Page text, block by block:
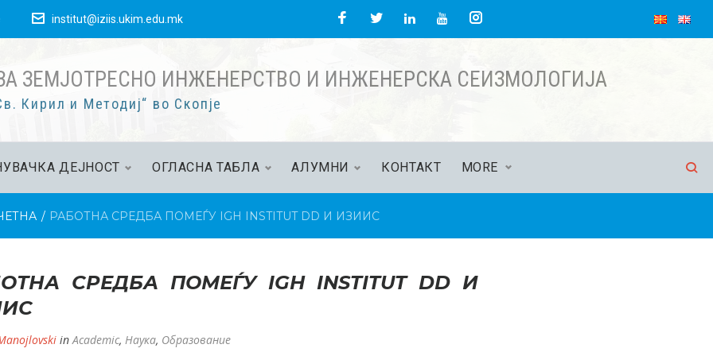
institut@iziis.ukim.edu.mk FacebookTwitter
LinkedInYouTube
Instagram
ЗЕМЈОТРЕСНО ИНЖЕНЕРСТВО И ИНЖЕНЕРСКА СЕИЗМОЛОГИЈА
Кирил и Методиј“ во Скопје
ДЕЈНОСТ ОГЛАСНА ТАБЛА АЛУМНИ КОНТАКТ MORE
/ РАБОТНА СРЕДБА ПОМЕЃУ IGH INSTITUT DD И ИЗИИС
СРЕДБА ПОМЕЃУ IGH INSTITUT DD И
in Academic, Наука, Образование